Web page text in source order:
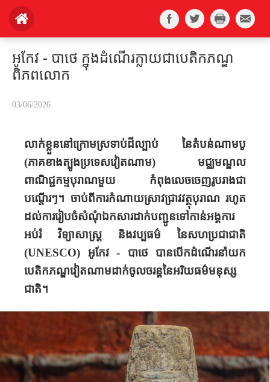
អូកែវ - បាថេ ក្នុងដំណើរក្លាយជាបេតិកភណ្ឌ
ពិភពលោក
03/06/2026
លាក់​​​ខ្លួននៅក្រោមស្រទាប់ដីល្បាប់ នៃតំបន់ណាមបូ
(ភាគខាងត្បូងប្រទេស​វៀតណាម) មជ្ឈមណ្ឌល
ពាណិជ្ជកម្មបុរាណមួយ កំពុងលេចចេញរូបរាងជា
បណ្តើរៗ។ ចាប់ពីការ​កំណាយ​ស្រាវ​ជ្រាវ​វត្ថុបុរាណ​ រហូត
ដល់ការរៀបចំសំណុំឯកសារដាក់បញ្ជូនទៅកាន់អង្គការ
អប់រំ វិទ្យាសាស្ត្រ និងវប្បធម៌ នៃសហប្រជាជាតិ
(UNESCO) អូកែវ - បាថេ បានបើកដំណើរនាំយក
បេតិកភណ្ឌវៀតណាមដាក់​ចូលចរន្តនៃអរិយធម៌មនុស្ស
ជាតិ។